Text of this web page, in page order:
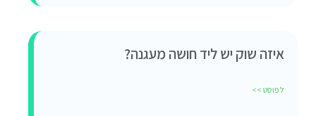
איזה שוק יש ליד חושה מעגנה?
לפוסט >>